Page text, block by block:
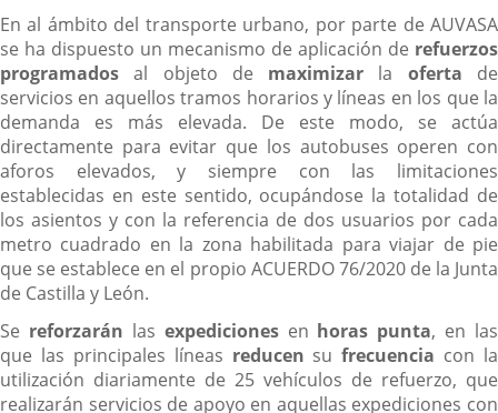
En al ámbito del transporte urbano, por parte de AUVASA
se ha dispuesto un mecanismo de aplicación de refuerzos
programados al objeto de maximizar la oferta de
servicios en aquellos tramos horarios y líneas en los que la
demanda es más elevada. De este modo, se actúa
directamente para evitar que los autobuses operen con
aforos elevados, y siempre con las limitaciones
establecidas en este sentido, ocupándose la totalidad de
los asientos y con la referencia de dos usuarios por cada
metro cuadrado en la zona habilitada para viajar de pie
que se establece en el propio ACUERDO 76/2020 de la Junta
de Castilla y León.
Se reforzarán las expedicionesen horas punta, en las
que las principales líneas reducen sufrecuencia con la
utilización diariamente de 25 vehículos de refuerzo, que
realizarán servicios de apoyo en aquellas expediciones con